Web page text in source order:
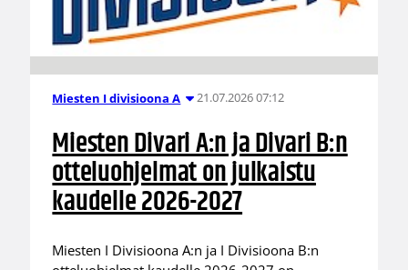
Miesten I divisioona A 21.07.2026 07:12
Miesten Divari A:n ja Divari B:n
otteluohjelmat on julkaistu
kaudelle 2026-2027
Miesten I Divisioona A:n ja I Divisioona B:n